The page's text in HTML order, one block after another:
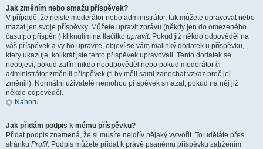
Jak změním nebo smažu příspěvek?
V případě, že nejste moderátor nebo administrátor, tak můžete upravovat nebo
mazat jen svoje příspěvky. Můžete upravit zprávu (někdy jen do omezeného
času po přispění) kliknutím na tlačítko upravit. Pokud již někdo odpověděl na
váš příspěvek a vy ho upravíte, objeví se vám malinký dodatek u příspěvku,
který ukazuje, kolikrát jste tento příspěvek upravovali. Tento dodatek se
neobjeví, pokud zatím nikdo neodpověděl nebo pokud moderátor či
administrátor změnili příspěvek (ti by měli sami zanechat vzkaz proč jej
změnili). Normální uživatelé nemohou příspěvek smazat, pokud na něj již
někdo odpověděl.
Nahoru
Jak přidám podpis k mému příspěvku?
Přidat podpis znamená, že si musíte nejdřív nějaký vytvořit. To uděláte přes
stránku Profil. Podpis můžete přidat k právě psanému příspěvku zatržením